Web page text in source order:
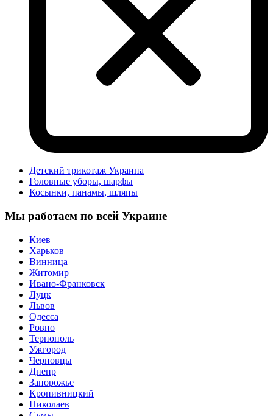
Детский трикотаж Украина
Головные уборы, шарфы
Косынки, панамы, шляпы
Мы работаем по всей Украине
Киев
Харьков
Винница
Житомир
Ивано-Франковск
Луцк
Львов
Одесса
Ровно
Тернополь
Ужгород
Черновцы
Днепр
Запорожье
Кропивницкий
Николаев